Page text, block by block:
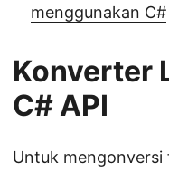
menggunakan C#
Konverter
C# API
Untuk mengonversi